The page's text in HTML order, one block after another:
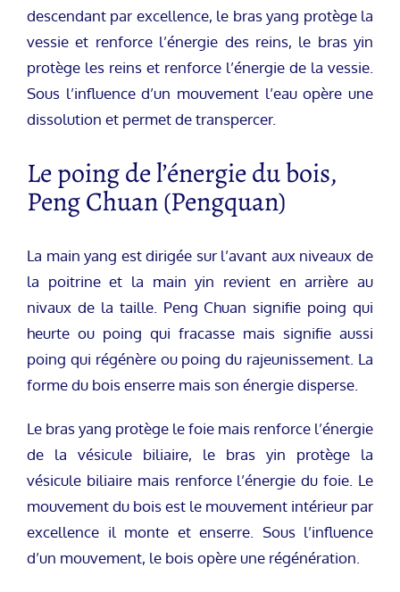
descendant par excellence, le bras yang protège la
vessie et renforce l’énergie des reins, le bras yin
protège les reins et renforce l’énergie de la vessie.
Sous l’influence d’un mouvement l’eau opère une
dissolution et permet de transpercer.
Le poing de l’énergie du bois,
Peng Chuan (Pengquan)
La main yang est dirigée sur l’avant aux niveaux de
la poitrine et la main yin revient en arrière au
nivaux de la taille. Peng Chuan signifie poing qui
heurte ou poing qui fracasse mais signifie aussi
poing qui régénère ou poing du rajeunissement. La
forme du bois enserre mais son énergie disperse.
Le bras yang protège le foie mais renforce l’énergie
de la vésicule biliaire, le bras yin protège la
vésicule biliaire mais renforce l’énergie du foie. Le
mouvement du bois est le mouvement intérieur par
excellence il monte et enserre. Sous l’influence
d’un mouvement, le bois opère une régénération.